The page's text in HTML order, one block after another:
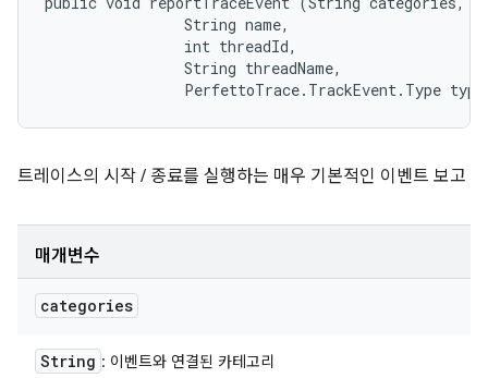
                String name,
                int threadId,
                String threadName,
PerfettoTrace.TrackEvent.Type
트레이스의 시작 / 종료를 실행하는 매우 기본적인 이벤트 보고
매개변수
categories
String : 이벤트와 연결된 카테고리